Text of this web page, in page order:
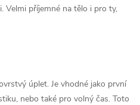
Velmi příjemné na tělo i pro ty,
úplet. Je vhodné jako první
nebo také pro volný čas. Toto